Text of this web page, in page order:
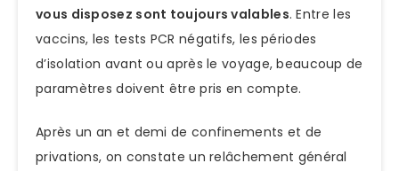
vous disposez sont toujours valables. Entre les
vaccins, les tests PCR négatifs, les périodes
d’isolation avant ou après le voyage, beaucoup de
paramètres doivent être pris en compte.
Après un an et demi de confinements et de
privations, on constate un relâchement général